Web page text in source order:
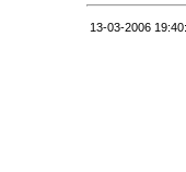
13-03-2006